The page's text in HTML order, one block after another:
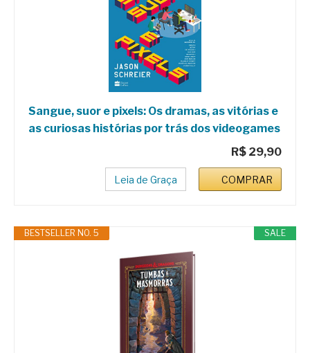
Sangue, suor e pixels: Os dramas, as vitórias e
as curiosas histórias por trás dos videogames
R$ 29,90
Leia de Graça COMPRAR
SALE
BESTSELLER NO. 5